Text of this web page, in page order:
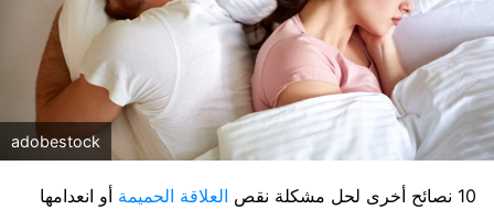
adobestock
10 نصائح أخرى لحل مشكلة نقص العلاقة الحميمة أو انعدامها